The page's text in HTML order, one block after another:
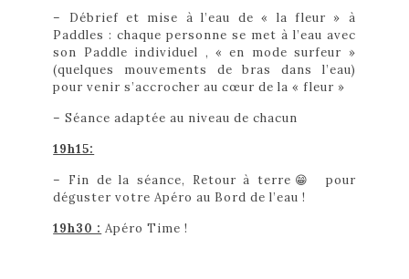
– Débrief et mise à l’eau de « la fleur » à
Paddles : chaque personne se met à l’eau avec
son Paddle individuel , « en mode surfeur »
(quelques mouvements de bras dans l’eau)
pour venir s’accrocher au cœur de la « fleur »
– Séance adaptée au niveau de chacun
19h15:
– Fin de la séance, Retour à terre😁 pour
déguster votre Apéro au Bord de l’eau !
19h30 : Apéro Time !